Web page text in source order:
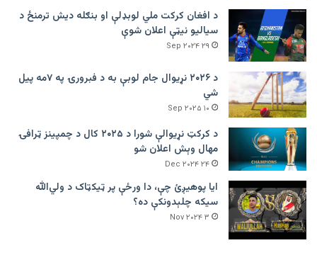
د افغان کرکت ملي لوبډلې او بنګله دیش ترمنځ د
سیالیو نیټې اعلان شوې
۲۹ Sep ۲۰۲۴
د ۲۰۲۶ نړیوال جام لوبې به د فبرورۍ په ۷مه پیل
شي
۱۰ Sep ۲۰۲۵
د کرکټ نړیوالې شورا د ۲۰۲۵ کال د چمپینز ټرافۍ
مهال وېش اعلان شو
۲۴ Dec ۲۰۲۴
ایا پوهیږئ چې، دا ورځې پر ټيکټاک د ولي‌الله
سیکه چلېدونکې ده؟
۳ Nov ۲۰۲۴